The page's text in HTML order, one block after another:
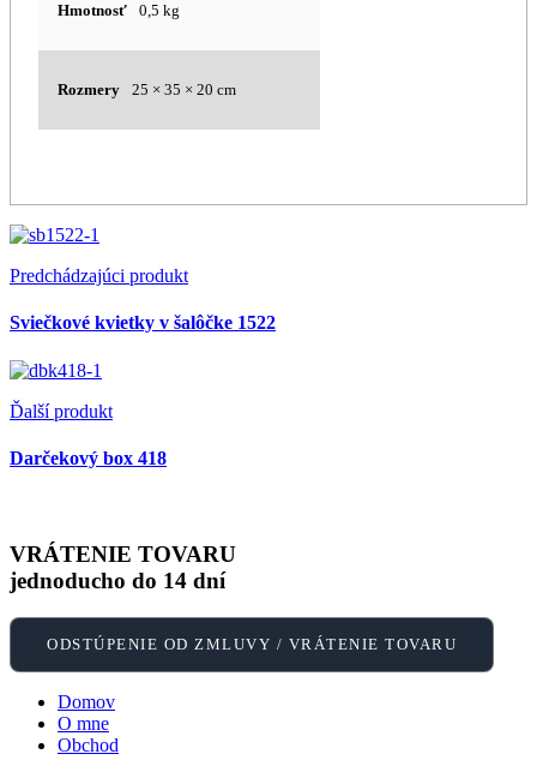
Hmotnosť 0,5 kg
Rozmery 25 × 35 × 20 cm
Predchádzajúci produkt
Sviečkové kvietky v šalôčke 1522
Ďalší produkt
Darčekový box 418
VRÁTENIE TOVARU
jednoducho do 14 dní
ODSTÚPENIE OD ZMLUVY / VRÁTENIE TOVARU
Domov
O mne
Obchod